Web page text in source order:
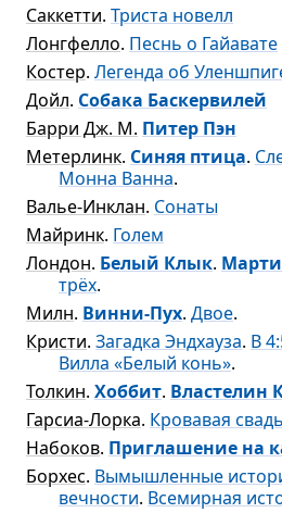
Саккетти. Триста новелл
Лонгфелло. Песнь о Гайавате
Костер. Легенда об
Дойл. Собака Баскервилей
Барри Дж. М. Питер Пэн
Метерлинк. Синяя птица.
Монна Ванна.
Валье-Инклан. Сонаты
Майринк. Голем
Лондон. Белый Клык.
трёх.
Милн. Винни-Пух. Двое.
Кристи. Загадка Эндхауза. В
Вилла «Белый конь».
Толкин. Хоббит. Властелин
Гарсиа-Лорка. Кровавая
Набоков. Приглашение на
Борхес. Вымышленные
вечности. Всемирная